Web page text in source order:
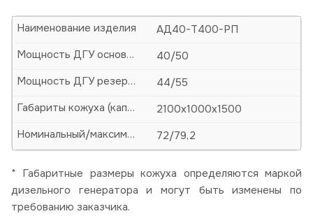
АД40-Т400-РП
Наименование изделия
40/50
Мощность ДГУ основная (кВт/кВА)
44/55
Мощность ДГУ резервная (кВт/кВА)
2100х1000х1500
Габариты кожуха (капота)-ДхШхВ, мм
72/79,2
Номинальный/максимальный ток, А
* Габаритные размеры кожуха определяются маркой
дизельного генератора и могут быть изменены по
требованию заказчика.